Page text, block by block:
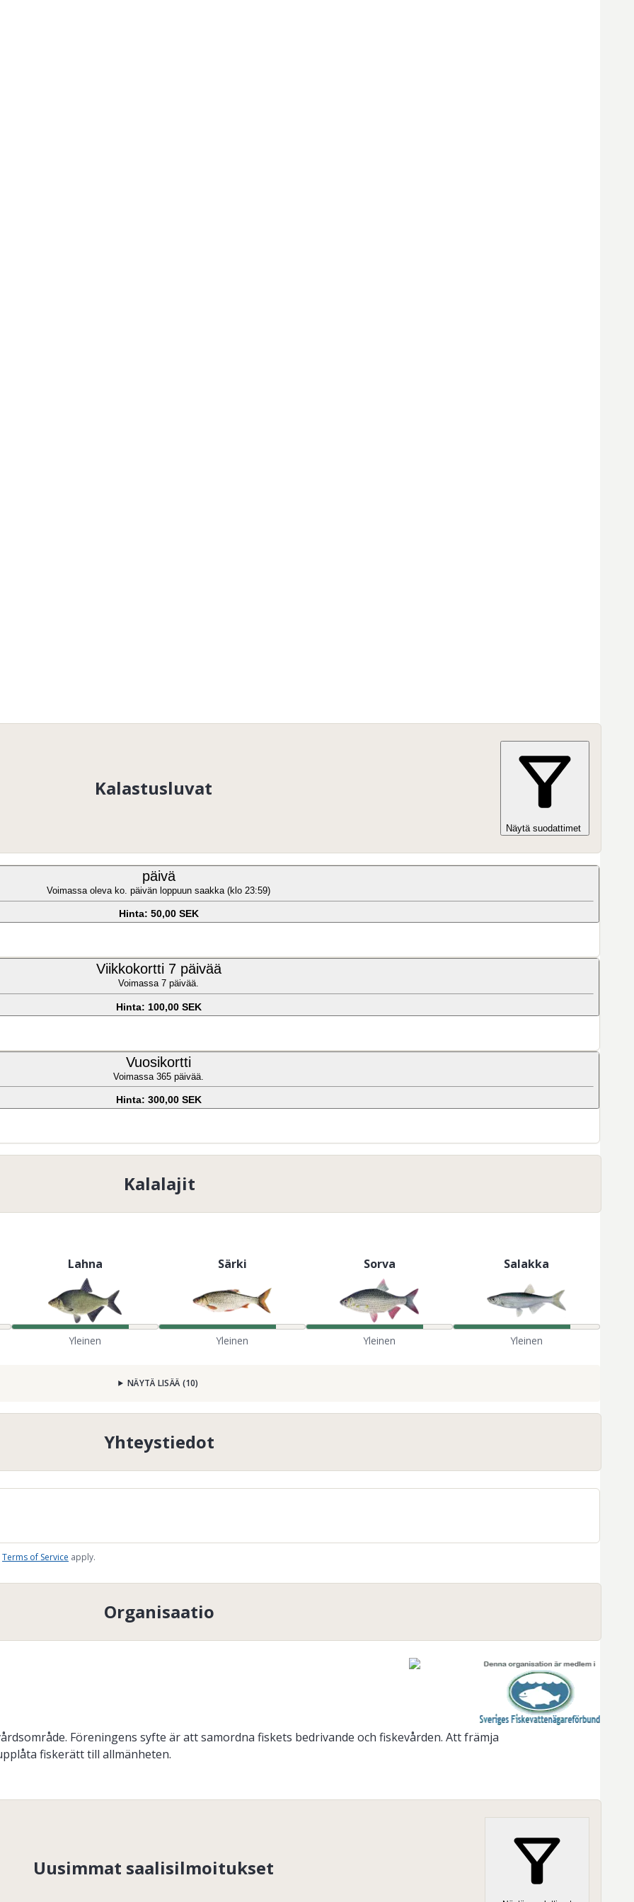
Kalastusluvat
Näytä suodattimet
päivä
Voimassa oleva ko. päivän loppuun saakka (klo 23:59)
Hinta: 50,00 SEK
Viikkokortti 7 päivää
Voimassa 7 päivää.
Hinta: 100,00 SEK
Vuosikortti
Voimassa 365 päivää.
Hinta: 300,00 SEK
Kalalajit
Lahna
Yleinen
Särki
Yleinen
Sorva
Yleinen
Salakka
Yleinen
NÄYTÄ LISÄÄ (10)
Yhteystiedot
Terms of Service apply.
Organisaatio
Föreningens syfte är att samordna fiskets bedrivande och fiskevården. Att främja
fiskerätt till allmänheten.
Uusimmat saalisilmoitukset